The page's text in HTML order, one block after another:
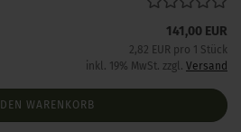
141,00 EUR
2,82 EUR pro 1 Stück
inkl. 19% MwSt. zzgl. Versand
DEN WARENKORB